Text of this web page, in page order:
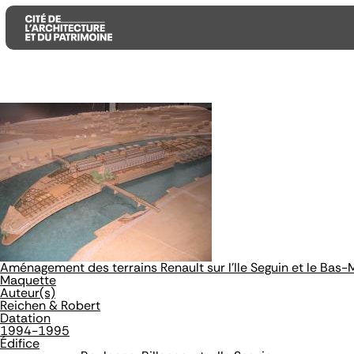
Aller
au
contenu
principal
Aller
au
menu
principal
Aller
à
la
recherche
Aménagement des terrains Renault sur l'Ile Seguin et le Bas-
Maquette
Auteur(s)
Reichen & Robert
Datation
1994-1995
Édifice